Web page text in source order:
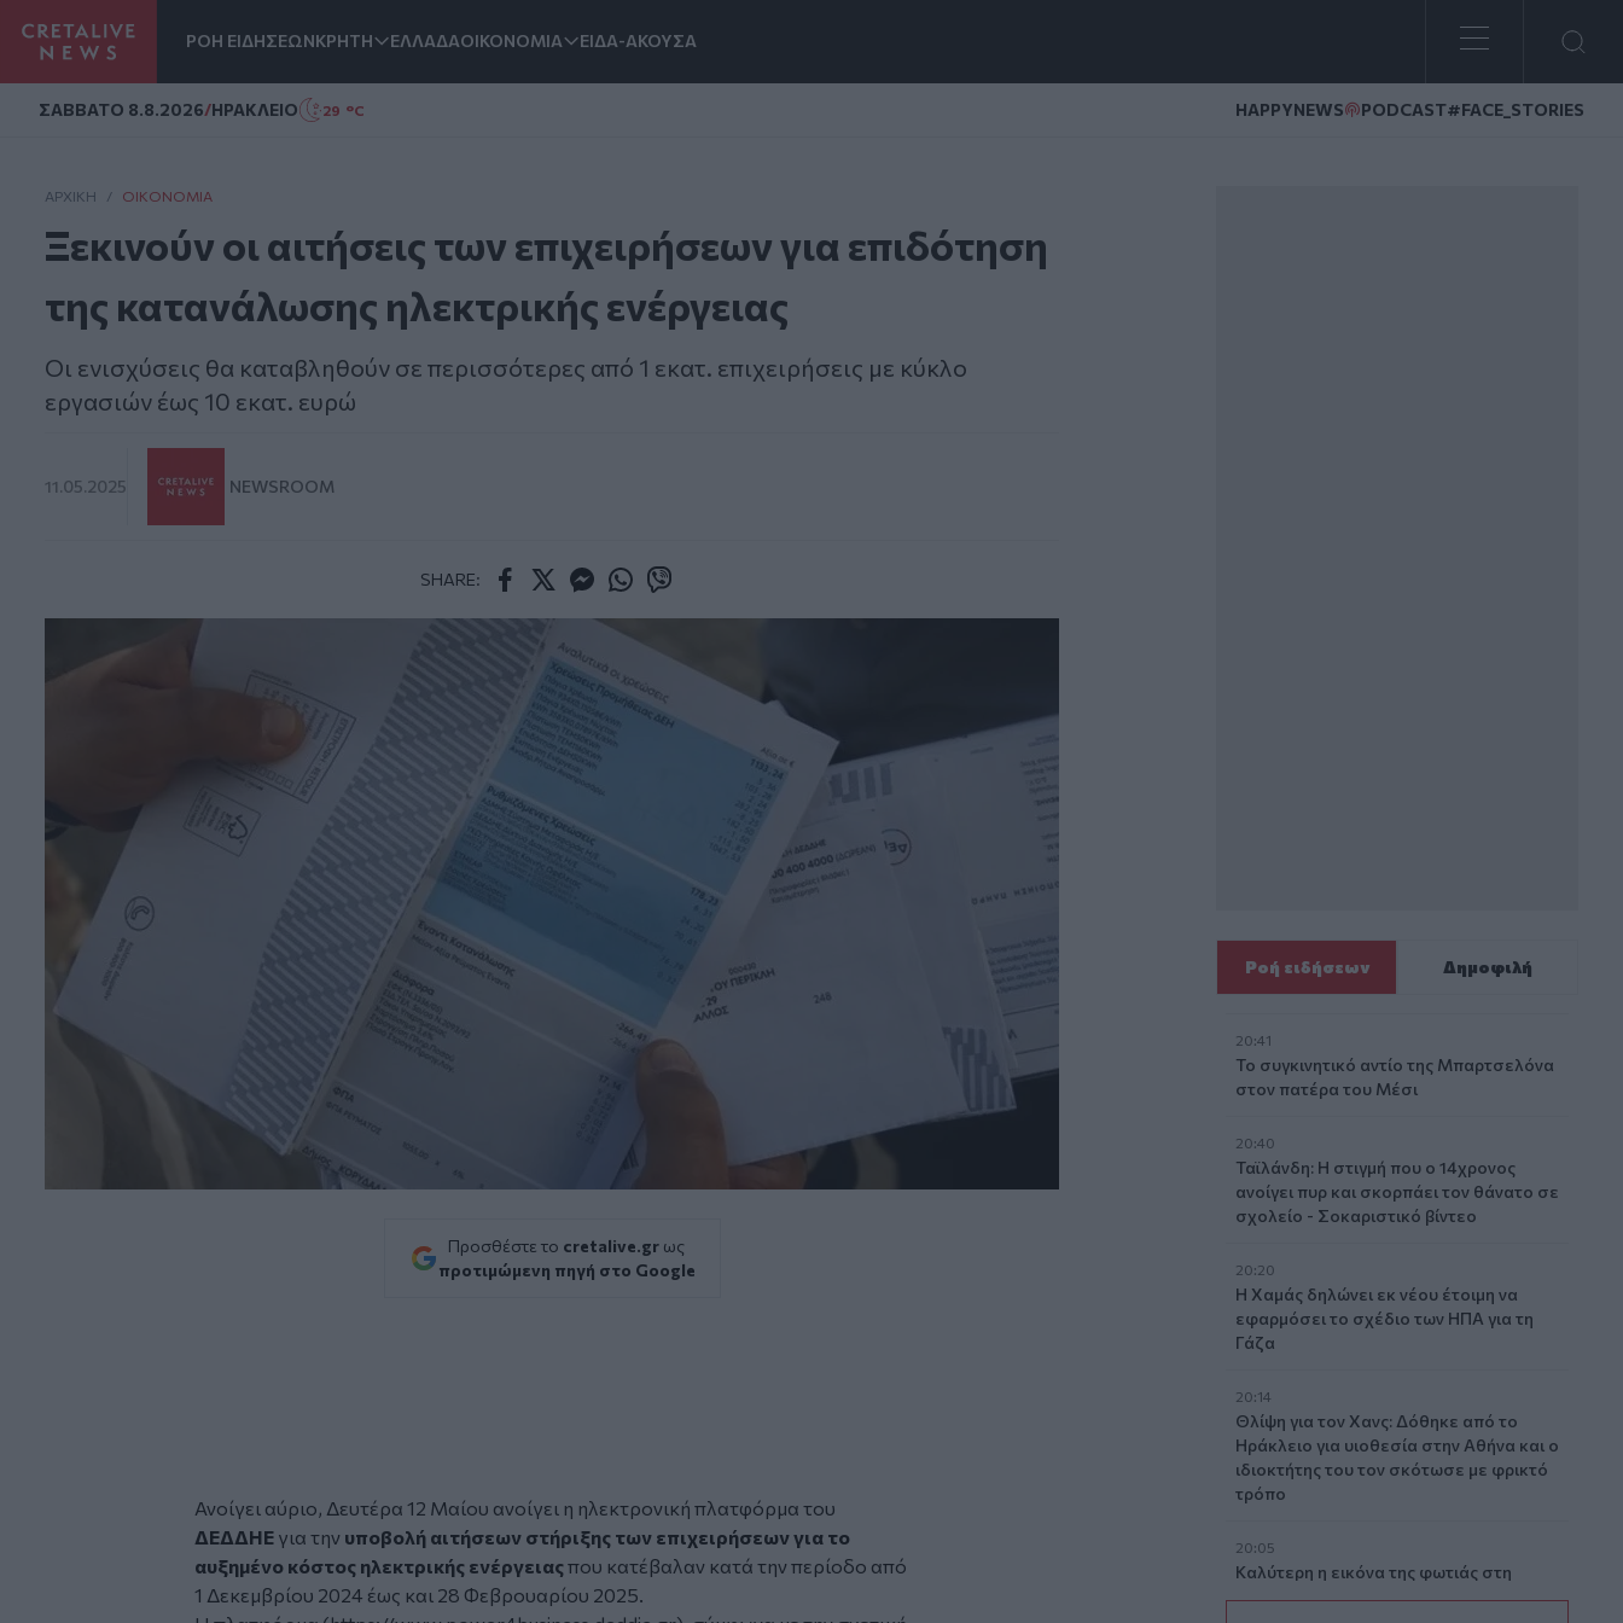
ΡΟΗ ΕΙΔΗΣΕΩΝΚΡΗΤΗ ΕΛΛΑΔΑΟΙΚΟΝΟΜΙΑ ΕΙΔΑ-ΑΚΟΥΣΑ
ΣAΒΒΑΤΟ 8.8.2026/ΗΡΑΚΛΕΙΟ 29 °C HAPPYNEWS PODCAST#FACE_STORIES
ΑΡΧΙΚΗ / ΟΙΚΟΝΟΜΊΑ
Ξεκινούν οι αιτήσεις των επιχειρήσεων για επιδότηση
της κατανάλωσης ηλεκτρικής ενέργειας
Οι ενισχύσεις θα καταβληθούν σε περισσότερες από 1 εκατ. επιχειρήσεις με κύκλο
εργασιών έως 10 εκατ. ευρώ
11.05.2025 NEWSROOM
SHARE:
Προσθέστε το cretalive.gr ως
προτιμώμενη πηγή στο Google
Ανοίγει αύριο, Δευτέρα 12 Μαίου ανοίγει η ηλεκτρονική πλατφόρμα του
ΔΕΔΔΗΕ για την υποβολή αιτήσεων στήριξης των επιχειρήσεωνγια το
αυξημένο κόστος ηλεκτρικής ενέργειαςπου κατέβαλαν κατά την περίοδο από
1 Δεκεμβρίου 2024 έως και 28 Φεβρουαρίου 2025.
Ροή ειδήσεων Δημοφιλή
20:41
Το συγκινητικό αντίο της Μπαρτσελόνα
στον πατέρα του Μέσι
20:40
Ταϊλάνδη: Η στιγμή που ο 14χρονος
ανοίγει πυρ και σκορπάει τον θάνατο σε
σχολείο - Σοκαριστικό βίντεο
20:20
Η Χαμάς δηλώνει εκ νέου έτοιμη να
εφαρμόσει το σχέδιο των ΗΠΑ για τη
Γάζα
20:14
Θλίψη για τον Χανς: Δόθηκε από το
Ηράκλειο για υιοθεσία στην Αθήνα και ο
ιδιοκτήτης του τον σκότωσε με φρικτό
τρόπο
20:05
Καλύτερη η εικόνα της φωτιάς στη
Μικρή Βίγλα της Νάξου